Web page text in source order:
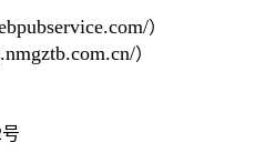
）
）